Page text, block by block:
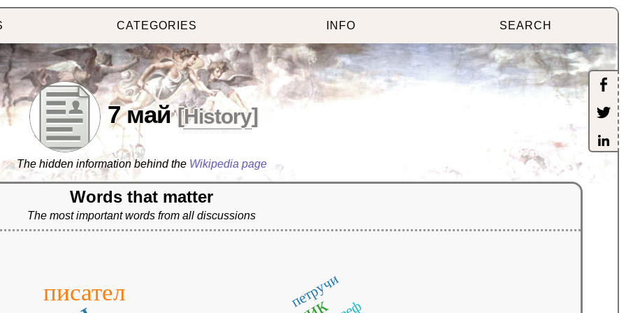
CATEGORIES INFO SEARCH
7 май [History]
The hidden information behind the Wikipedia page
Words that matter
The most important words from all discussions
писател петручи